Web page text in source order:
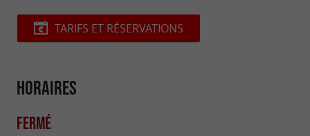
TARIFS ET RÉSERVATIONS
Horaires
Fermé